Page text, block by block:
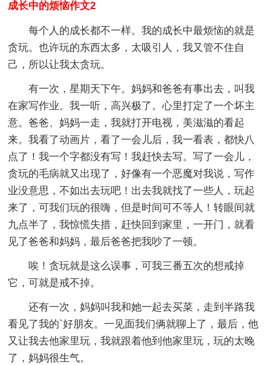
成长中的烦恼作文2
每个人的成长都不一样。我的成长中最烦恼的就是
贪玩。也许玩的东西太多，太吸引人，我又管不住自
己，所以让我太贪玩。
有一次，星期天下午。妈妈和爸爸有事出去，叫我
在家写作业。我一听，高兴极了。心里打定了一个坏主
意。爸爸、妈妈一走，我就打开电视，美滋滋的看起
来。我看了动画片，看了一会儿后，我一看表，都快八
点了！我一个字都没有写！我赶快去写。写了一会儿，
贪玩的毛病就又出现了，好像有一个恶魔对我说，写作
业没意思，不如出去玩吧！出去我就找了一些人，玩起
来了，可我们玩的很嗨，但是时间可不等人！转眼间就
九点半了，我惊慌失措，赶快回到家里，一开门，就看
见了爸爸和妈妈，最后爸爸把我吵了一顿。
唉！贪玩就是这么误事，可我三番五次的想戒掉
它，可就是戒不掉。
还有一次，妈妈叫我和她一起去买菜，走到半路我
看见了我的`好朋友。一见面我们俩就聊上了，最后，他
又让我去他家里玩，我就跟着他到他家里玩，玩的太晚
了，妈妈很生气。